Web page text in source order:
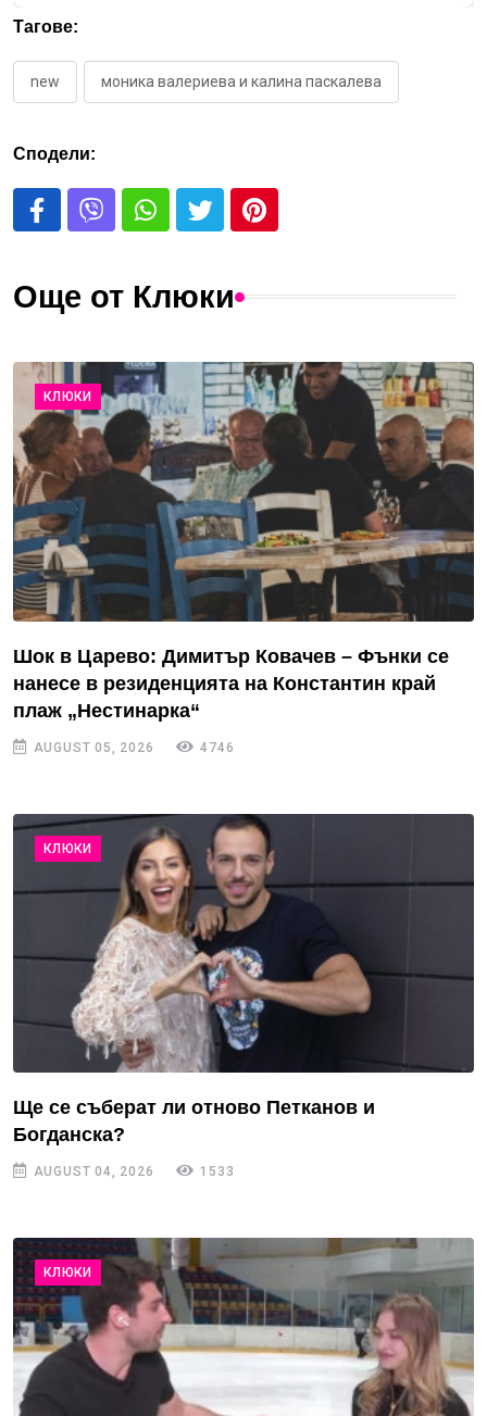
Тагове:
new моника валериева и калина паскалева
Сподели:
Още от Клюки
КЛЮКИ
Шок в Царево: Димитър Ковачев – Фънки се
нанесе в резиденцията на Константин край
плаж „Нестинарка“
AUGUST 05, 2026 4746
КЛЮКИ
Ще се съберат ли отново Петканов и
Богданска?
AUGUST 04, 2026 1533
КЛЮКИ